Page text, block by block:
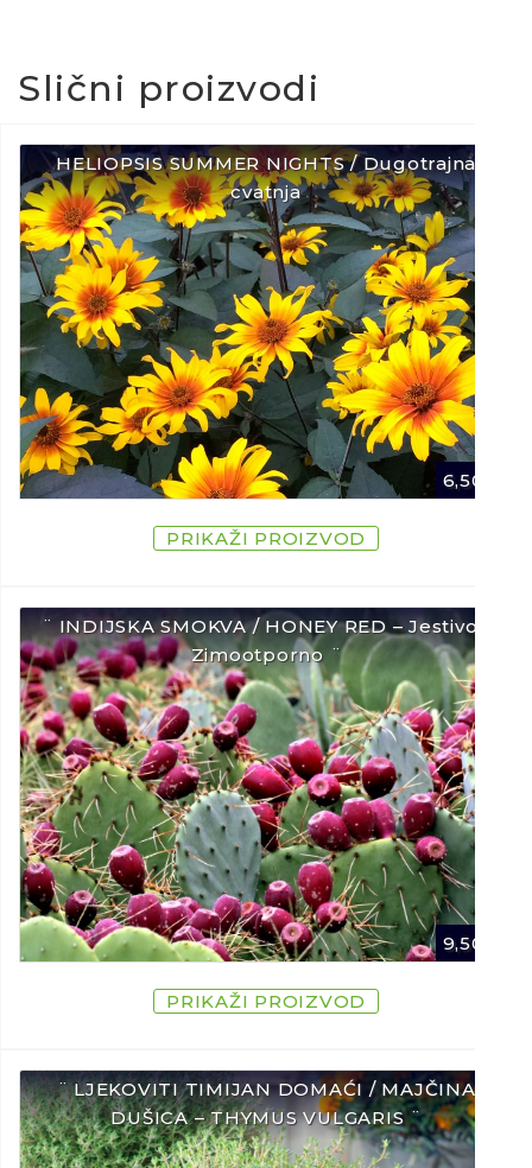
Slični proizvodi
HELIOPSIS SUMMER NIGHTS / Dugotrajna
cvatnja
6,50
PRIKAŽI PROIZVOD
¨ INDIJSKA SMOKVA / HONEY RED – Jestivo /
Zimootporno ¨
9,50
PRIKAŽI PROIZVOD
¨ LJEKOVITI TIMIJAN DOMAĆI / MAJČINA
DUŠICA – THYMUS VULGARIS ¨